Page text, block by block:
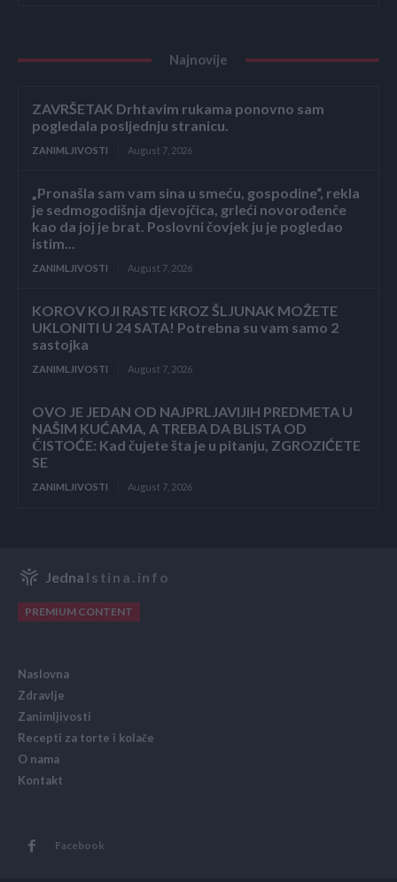
Najnovije
ZAVRŠETAK Drhtavim rukama ponovno sam
pogledala posljednju stranicu.
ZANIMLJIVOSTI August 7, 2026
„Pronašla sam vam sina u smeću, gospodine“, rekla
je sedmogodišnja djevojčica, grleći novorođenče
kao da joj je brat. Poslovni čovjek ju je pogledao
istim...
ZANIMLJIVOSTI August 7, 2026
KOROV KOJI RASTE KROZ ŠLJUNAK MOŽETE
UKLONITI U 24 SATA! Potrebna su vam samo 2
sastojka
ZANIMLJIVOSTI August 7, 2026
OVO JE JEDAN OD NAJPRLJAVIJIH PREDMETA U
NAŠIM KUĆAMA, A TREBA DA BLISTA OD
ČISTOĆE: Kad čujete šta je u pitanju, ZGROZIĆETE
SE
ZANIMLJIVOSTI August 7, 2026
Jedna Istina.info
PREMIUM CONTENT
Naslovna
Zdravlje
Zanimljivosti
Recepti za torte i kolače
O nama
Kontakt
Facebook